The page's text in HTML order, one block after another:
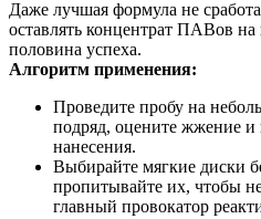
Даже лучшая формула не
оставлять концентрат ПАВов
половина успеха.
Алгоритм применения:
Проведите пробу на
подряд, оцените жжение и
нанесения.
Выбирайте мягкие диски
пропитывайте их, чтобы
главный провокатор